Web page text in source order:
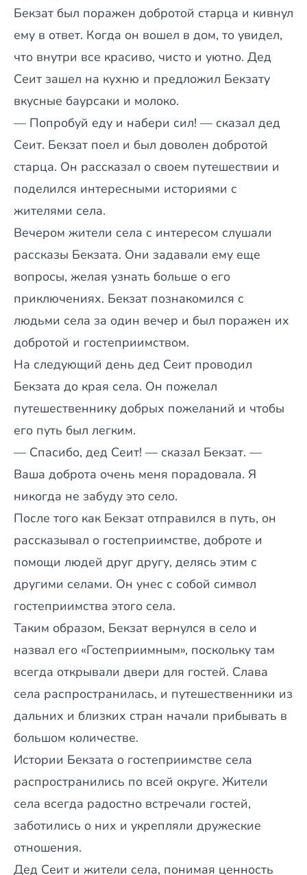
Бекзат был поражен добротой старца и кивнул
ему в ответ. Когда он вошел в дом, то увидел,
что внутри все красиво, чисто и уютно. Дед
Сеит зашел на кухню и предложил Бекзату
вкусные баурсаки и молоко.
— Попробуй еду и набери сил! — сказал дед
Сеит. Бекзат поел и был доволен добротой
старца. Он рассказал о своем путешествии и
поделился интересными историями с
жителями села.
Вечером жители села с интересом слушали
рассказы Бекзата. Они задавали ему еще
вопросы, желая узнать больше о его
приключениях. Бекзат познакомился с
людьми села за один вечер и был поражен их
добротой и гостеприимством.
На следующий день дед Сеит проводил
Бекзата до края села. Он пожелал
путешественнику добрых пожеланий и чтобы
его путь был легким.
— Спасибо, дед Сеит! — сказал Бекзат. —
Ваша доброта очень меня порадовала. Я
никогда не забуду это село.
После того как Бекзат отправился в путь, он
рассказывал о гостеприимстве, доброте и
помощи людей друг другу, делясь этим с
другими селами. Он унес с собой символ
гостеприимства этого села.
Таким образом, Бекзат вернулся в село и
назвал его «Гостеприимным», поскольку там
всегда открывали двери для гостей. Слава
села распространилась, и путешественники из
дальних и близких стран начали прибывать в
большом количестве.
Истории Бекзата о гостеприимстве села
распространились по всей округе. Жители
села всегда радостно встречали гостей,
заботились о них и укрепляли дружеские
отношения.
Дед Сеит и жители села, понимая ценность